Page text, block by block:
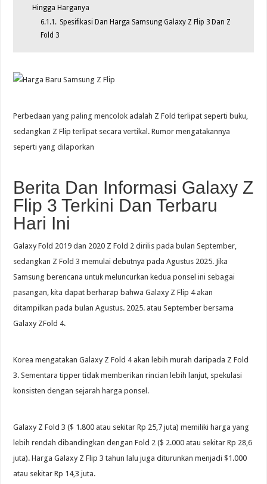
Hingga Harganya
6.1.1. Spesifikasi Dan Harga Samsung Galaxy Z Flip 3 Dan Z
Fold 3
Perbedaan yang paling mencolok adalah Z Fold terlipat seperti buku,
sedangkan Z Flip terlipat secara vertikal. Rumor mengatakannya
seperti yang dilaporkan
Berita Dan Informasi Galaxy Z
Flip 3 Terkini Dan Terbaru
Hari Ini
Galaxy Fold 2019 dan 2020 Z Fold 2 dirilis pada bulan September,
sedangkan Z Fold 3 memulai debutnya pada Agustus 2025. Jika
Samsung berencana untuk meluncurkan kedua ponsel ini sebagai
pasangan, kita dapat berharap bahwa Galaxy Z Flip 4 akan
ditampilkan pada bulan Agustus. 2025. atau September bersama
Galaxy ZFold 4.
Korea mengatakan Galaxy Z Fold 4 akan lebih murah daripada Z Fold
3. Sementara tipper tidak memberikan rincian lebih lanjut, spekulasi
konsisten dengan sejarah harga ponsel.
Galaxy Z Fold 3 ($ 1.800 atau sekitar Rp 25,7 juta) memiliki harga yang
lebih rendah dibandingkan dengan Fold 2 ($ 2.000 atau sekitar Rp 28,6
juta). Harga Galaxy Z Flip 3 tahun lalu juga diturunkan menjadi $1.000
atau sekitar Rp 14,3 juta.